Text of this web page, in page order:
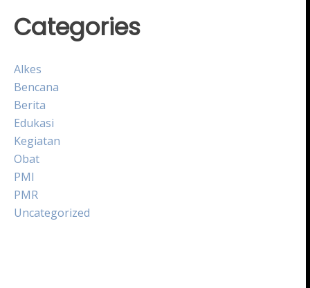
Categories
Alkes
Bencana
Berita
Edukasi
Kegiatan
Obat
PMI
PMR
Uncategorized